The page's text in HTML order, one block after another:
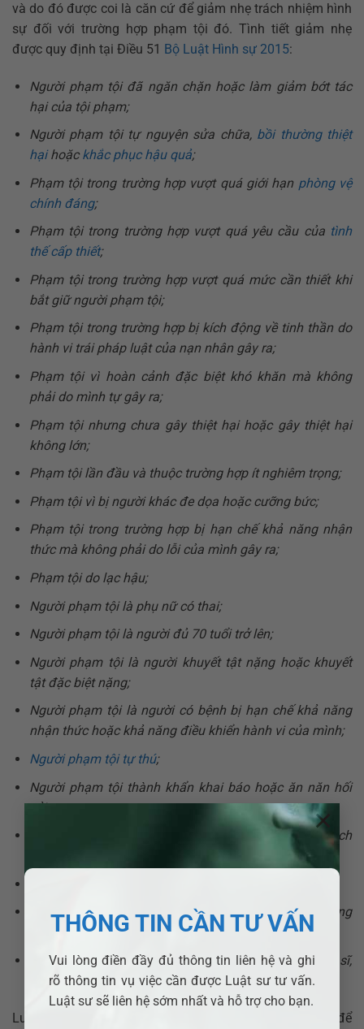
THÔNG TIN CẦN TƯ VẤN
Vui lòng điền đầy đủ thông tin liên hệ và ghi
rõ thông tin vụ việc cần được Luật sư tư vấn.
Luật sư sẽ liên hệ sớm nhất và hỗ trợ cho bạn.
×
và do đó được coi là căn cứ để giảm nhẹ trách nhiệm hình
sự đối với trường hợp phạm tội đó. Tình tiết giảm nhẹ
được quy định tại Điều 51 Bộ Luật Hình sự 2015:
Người phạm tội đã ngăn chặn hoặc làm giảm bớt tác
hại của tội phạm;
Người phạm tội tự nguyện sửa chữa, bồi thường thiệt
hạihoặc khắc phục hậu quả;
Phạm tội trong trường hợp vượt quá giới hạn phòng vệ
chính đáng;
Phạm tội trong trường hợp vượt quá yêu cầu của tình
thế cấp thiết;
Phạm tội trong trường hợp vượt quá mức cần thiết khi
bắt giữ người phạm tội;
Phạm tội trong trường hợp bị kích động về tinh thần do
hành vi trái pháp luật của nạn nhân gây ra;
Phạm tội vì hoàn cảnh đặc biệt khó khăn mà không
phải do mình tự gây ra;
Phạm tội nhưng chưa gây thiệt hại hoặc gây thiệt hại
không lớn;
Phạm tội lần đầu và thuộc trường hợp ít nghiêm trọng;
Phạm tội vì bị người khác đe dọa hoặc cưỡng bức;
Phạm tội trong trường hợp bị hạn chế khả năng nhận
thức mà không phải do lỗi của mình gây ra;
Phạm tội do lạc hậu;
Người phạm tội là phụ nữ có thai;
Người phạm tội là người đủ 70 tuổi trở lên;
Người phạm tội là người khuyết tật nặng hoặc khuyết
tật đặc biệt nặng;
Người phạm tội là người có bệnh bị hạn chế khả năng
nhận thức hoặc khả năng điều khiển hành vi của mình;
Người phạm tội tự thú;
Người phạm tội thành khẩn khai báo hoặc ăn năn hối
cải;
Người phạm tội tích cực giúp đỡ các cơ quan có trách
Người phạm tội là người có thành tích xuất sắc trong
sản xuất, chiến đấu, học tập hoặc công tác;
Người phạm tội là cha, mẹ, vợ, chồng, con của liệt sĩ,
người có công với cách mạng.
Luật sư sẽ phân tích hồ sơ, áp dụng các tình tiết này để